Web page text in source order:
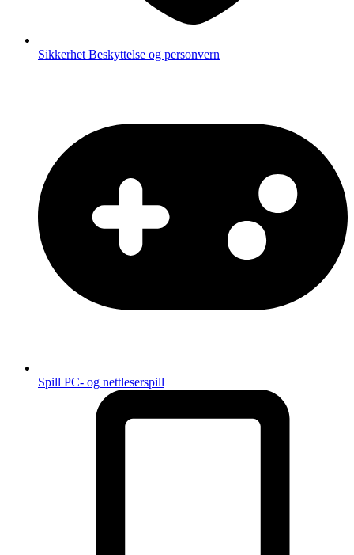
Sikkerhet Beskyttelse og personvern
Spill PC- og nettleserspill